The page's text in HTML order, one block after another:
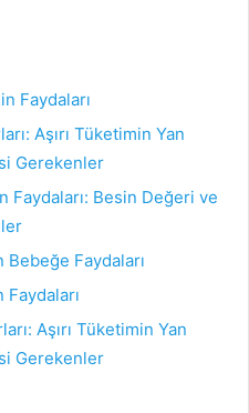
Faydaları
Aşırı Tüketimin Yan
Gerekenler
Faydaları: Besin Değeri ve
Faydaları
Aşırı Tüketimin Yan
Gerekenler